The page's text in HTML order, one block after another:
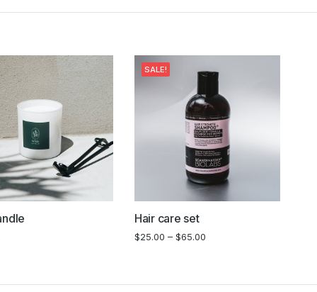
SALE!
Hair care set
$25.00 – $65.00